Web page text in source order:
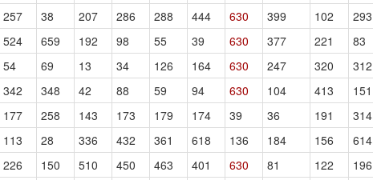
257 38 207 286 288 444 630 399 102 293
524 659 192 98 55 39 630 377 221 83
54 69 13 34 126 164 630 247 320 312
342 348 42 88 59 94 630 104 413 151
177 258 143 173 179 174 39 36 191 314
113 28 336 432 361 618 136 184 156 614
226 150 510 450 463 401 630 81 122 196